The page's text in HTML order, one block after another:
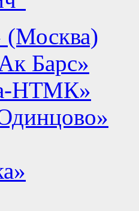
(Москва)
Барс»
НТМК»